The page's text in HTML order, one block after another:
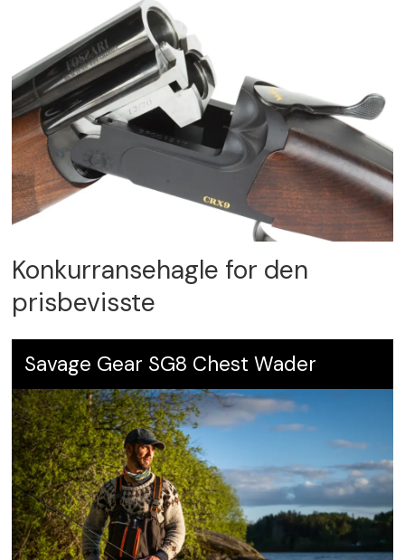
Konkurransehagle for den
prisbevisste
Savage Gear SG8 Chest Wader